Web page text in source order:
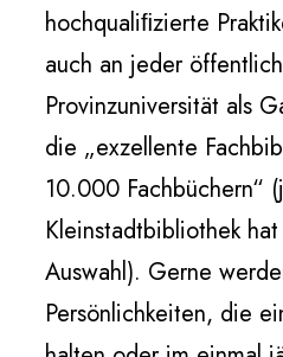
hochqualiﬁzierte
auch an jeder
Provinzuniversität als
die „exzellente
10.000 Fachbüchern“
Kleinstadtbibliothek
Auswahl). Gerne
Persönlichkeiten, die